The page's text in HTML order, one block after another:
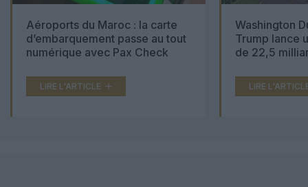
Aéroports du Maroc : la carte
d’embarquement passe au tout
numérique avec Pax Check
LIRE L'ARTICLE
Washington
Trump lance
de 22,5
LIRE